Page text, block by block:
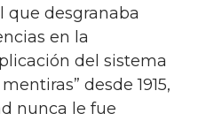
que desgranaba
en la
del sistema
desde 1915,
nunca le fue